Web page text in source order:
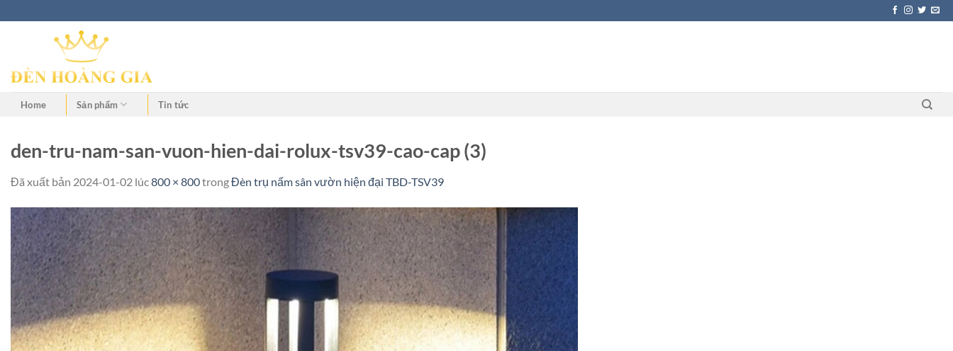
Home Sản phẩm Tin tức
den-tru-nam-san-vuon-hien-dai-rolux-tsv39-cao-cap (3)
Đã xuất bản 2024-01-02 lúc800 × 800trongĐèn trụ nấm sân vườn hiện đại TBD-TSV39